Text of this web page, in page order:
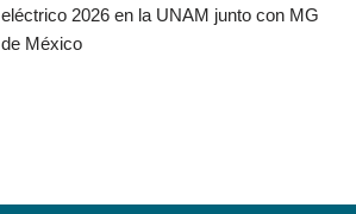
eléctrico 2026 en la UNAM junto con MG
de México